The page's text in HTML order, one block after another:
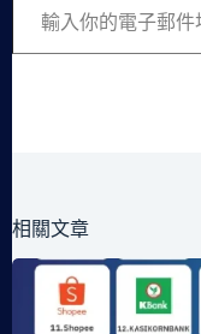
相關文章